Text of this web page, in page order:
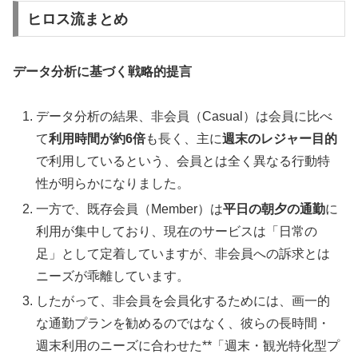
ヒロス流まとめ
データ分析に基づく戦略的提言
データ分析の結果、非会員（Casual）は会員に比べ
て利用時間が約6倍も長く、主に週末のレジャー目的
で利用しているという、会員とは全く異なる行動特
性が明らかになりました。
一方で、既存会員（Member）は平日の朝夕の通勤に
利用が集中しており、現在のサービスは「日常の
足」として定着していますが、非会員への訴求とは
ニーズが乖離しています。
したがって、非会員を会員化するためには、画一的
な通勤プランを勧めるのではなく、彼らの長時間・
週末利用のニーズに合わせた**「週末・観光特化型プ